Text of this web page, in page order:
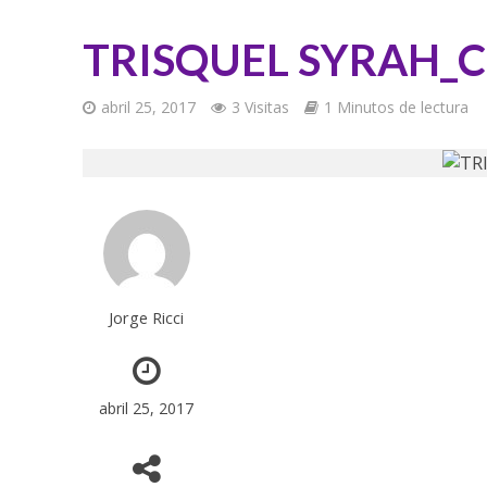
TRISQUEL
abril 25, 2017 3 Visitas 1 Minutos de lectura
Jorge Ricci
abril 25, 2017